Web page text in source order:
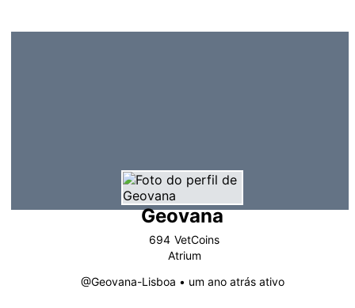
Geovana
694 VetCoins
Atrium
@Geovana-Lisboa • um ano atrás ativo